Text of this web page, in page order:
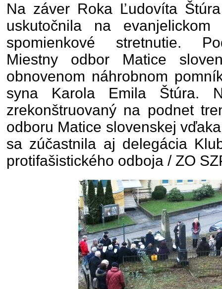
Na záver Roka Ľudovíta
uskutočnila na
spomienkové stretnutie.
Miestny odbor Matice
obnovenom náhrobnom
syna Karola Emila Štúra.
zrekonštruovaný na podnet
odboru Matice slovenskej
sa zúčastnila aj delegácia
protifašistického odboja / ZO